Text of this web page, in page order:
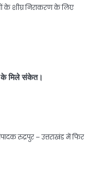
शीघ्र निराकरण के लिए
के मिले संकेत।
रुद्रपुर – उत्तराखंड में फिर